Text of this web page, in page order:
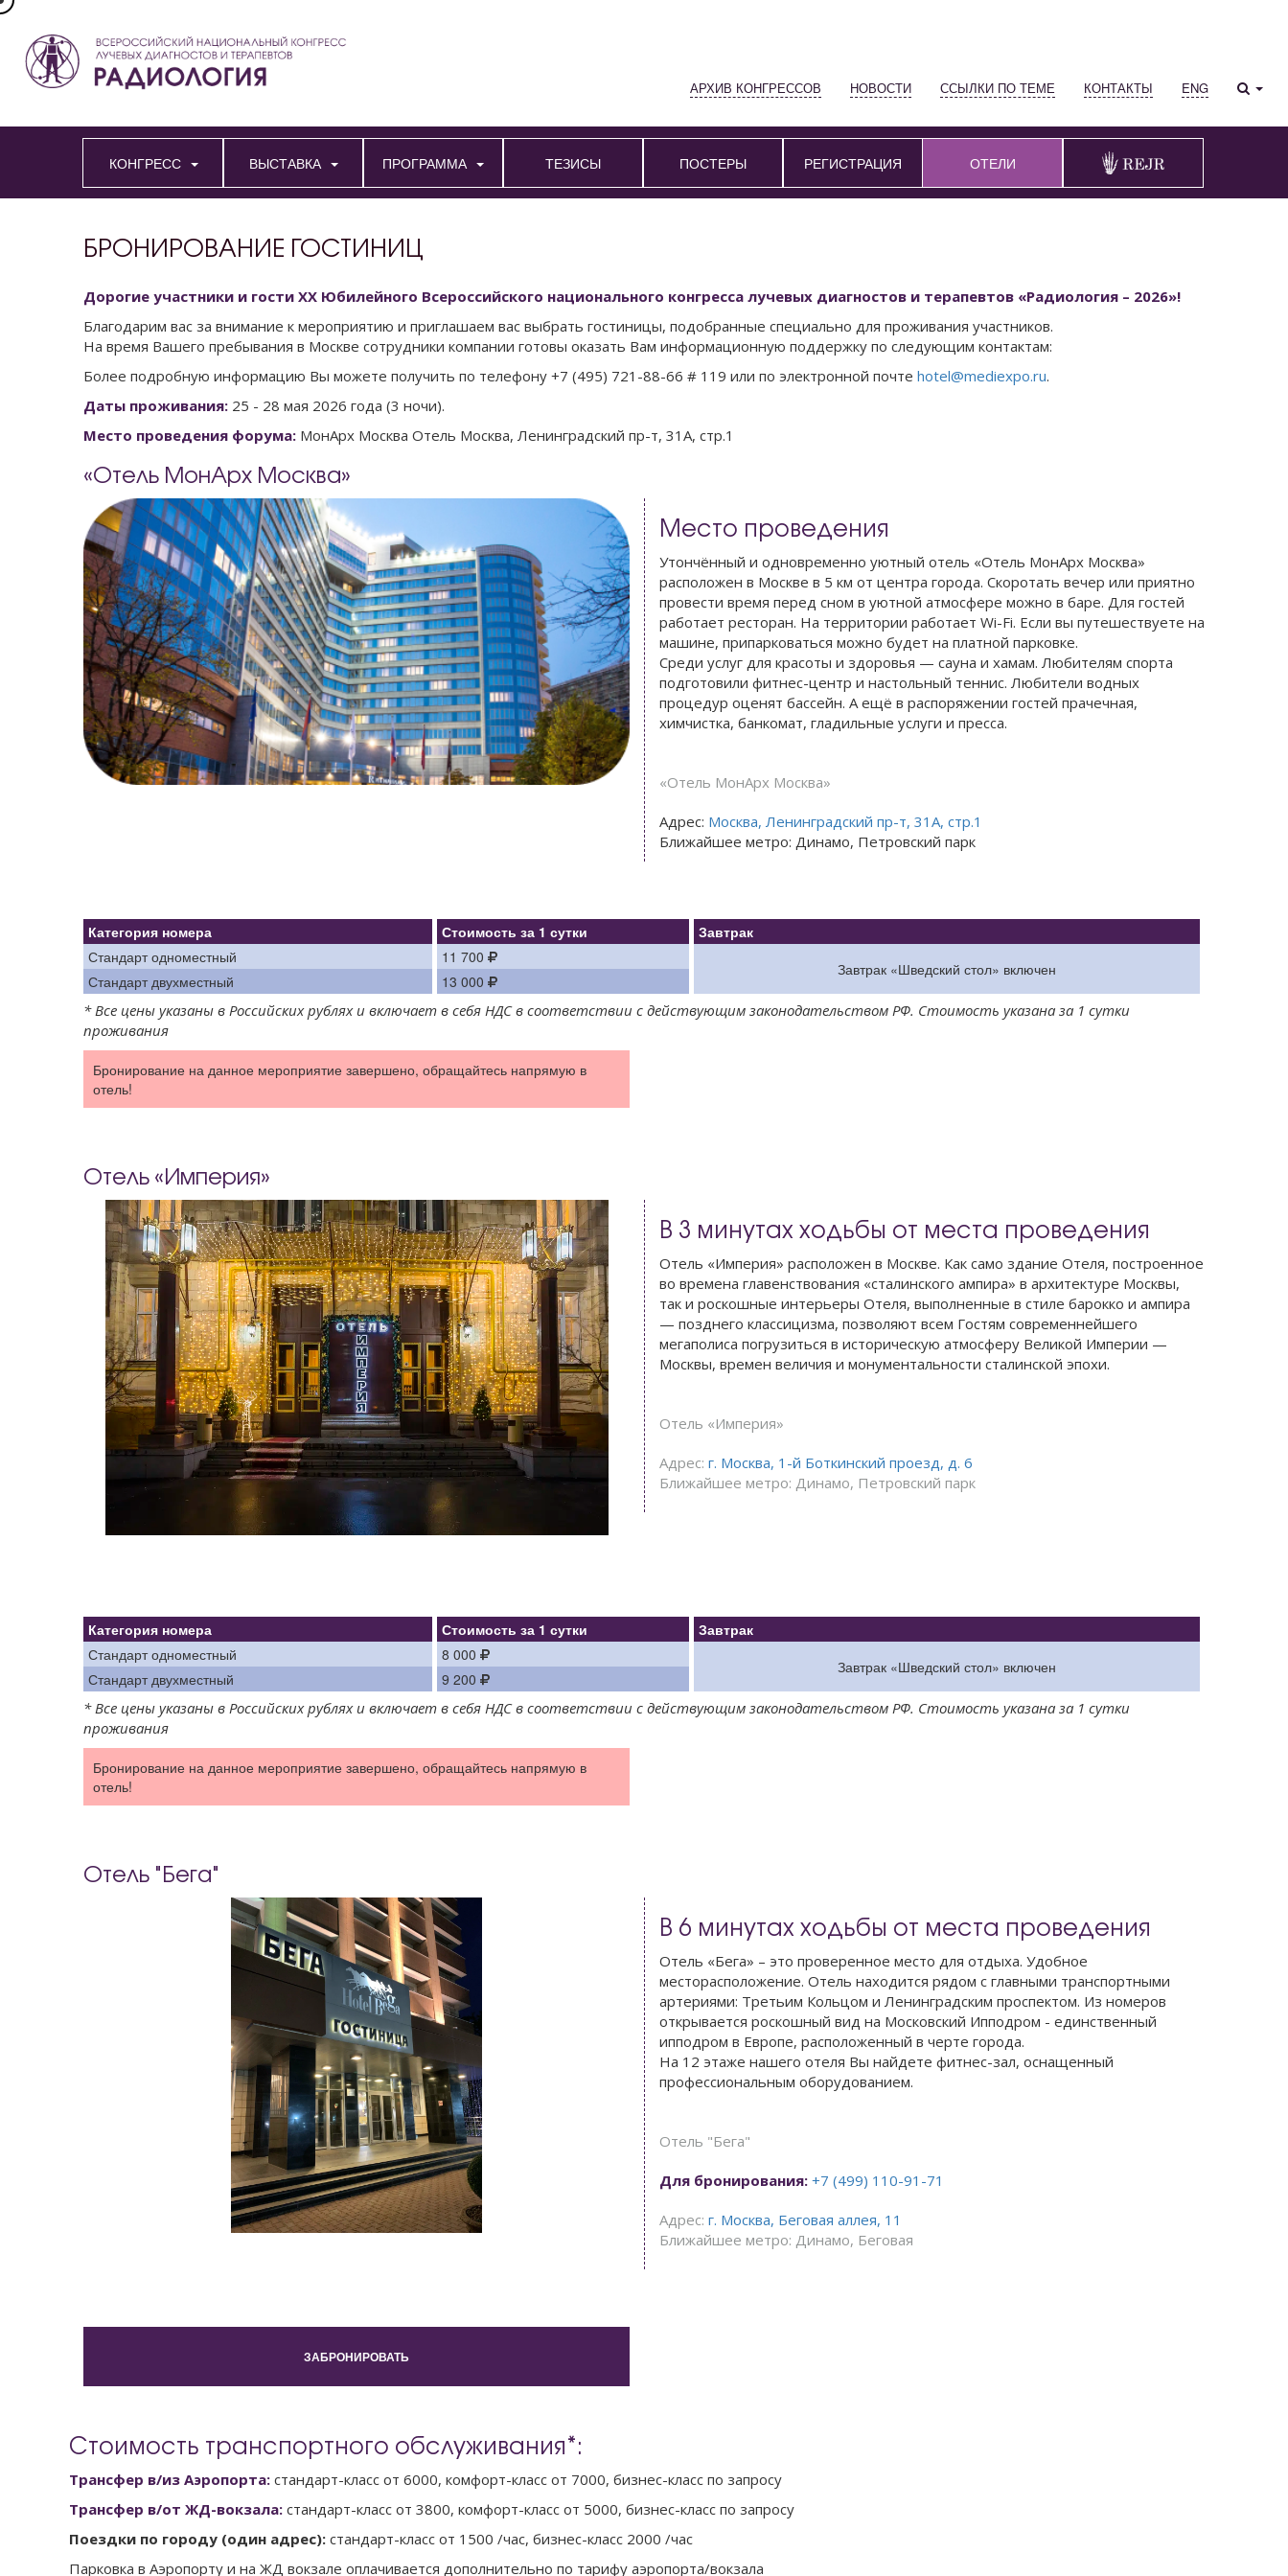
АРХИВ КОНГРЕССОВ НОВОСТИ ССЫЛКИ ПО ТЕМЕ КОНТАКТЫ ENG
КОНГРЕСС ВЫСТАВКА ПРОГРАММА ТЕЗИСЫ ПОСТЕРЫ РЕГИСТРАЦИЯ ОТЕЛИ
БРОНИРОВАНИЕ ГОСТИНИЦ
Дорогие участники и гости XX Юбилейного Всероссийского национального конгресса лучевых диагностов и терапевтов «Радиология – 2026»!
Благодарим вас за внимание к мероприятию и приглашаем вас выбрать гостиницы, подобранные специально для проживания участников.
На время Вашего пребывания в Москве сотрудники компании готовы оказать Вам информационную поддержку по следующим контактам:
Более подробную информацию Вы можете получить по телефону +7 (495) 721-88-66 # 119 или по электронной почте hotel@mediexpo.ru.
Даты проживания: 25 - 28 мая 2026 года (3 ночи).
Место проведения форума: МонАрх Москва Отель Москва, Ленинградский пр-т, 31А, стр.1
«Отель МонАрх Москва»
Место проведения
Утончённый и одновременно уютный отель «Отель МонАрх Москва»
расположен в Москве в 5 км от центра города. Скоротать вечер или приятно
провести время перед сном в уютной атмосфере можно в баре. Для гостей
работает ресторан. На территории работает Wi-Fi. Если вы путешествуете на
машине, припарковаться можно будет на платной парковке.
Среди услуг для красоты и здоровья — сауна и хамам. Любителям спорта
подготовили фитнес-центр и настольный теннис. Любители водных
процедур оценят бассейн. А ещё в распоряжении гостей прачечная,
химчистка, банкомат, гладильные услуги и пресса.
«Отель МонАрх Москва»
Адрес: Москва, Ленинградский пр-т, 31А, стр.1
Ближайшее метро: Динамо, Петровский парк
Категория номера Стоимость за 1 сутки
Завтрак
Стандарт одноместный
11 700
Завтрак «Шведский стол» включен
Стандарт двухместный
13 000
* Все цены указаны в Российских рублях и включает в себя НДС в соответствии с действующим законодательством РФ. Стоимость указана за 1 сутки
проживания
Бронирование на данное мероприятие завершено, обращайтесь напрямую в
отель!
Отель «Империя»
В 3 минутах ходьбы от места проведения
Отель «Империя» расположен в Москве. Как само здание Отеля, построенное
во времена главенствования «сталинского ампира» в архитектуре Москвы,
так и роскошные интерьеры Отеля, выполненные в стиле барокко и ампира
— позднего классицизма, позволяют всем Гостям современнейшего
мегаполиса погрузиться в историческую атмосферу Великой Империи —
Москвы, времен величия и монументальности сталинской эпохи.
Отель «Империя»
Адрес: г. Москва, 1-й Боткинский проезд, д. 6
Ближайшее метро: Динамо, Петровский парк
Категория номера Стоимость за 1 сутки
Завтрак
Стандарт одноместный
8 000
Завтрак «Шведский стол» включен
Стандарт двухместный
9 200
* Все цены указаны в Российских рублях и включает в себя НДС в соответствии с действующим законодательством РФ. Стоимость указана за 1 сутки
проживания
Бронирование на данное мероприятие завершено, обращайтесь напрямую в
отель!
Отель "Бега"
В 6 минутах ходьбы от места проведения
Отель «Бега» – это проверенное место для отдыха. Удобное
месторасположение. Отель находится рядом с главными транспортными
артериями: Третьим Кольцом и Ленинградским проспектом. Из номеров
открывается роскошный вид на Московский Ипподром - единственный
ипподром в Европе, расположенный в черте города.
На 12 этаже нашего отеля Вы найдете фитнес-зал, оснащенный
профессиональным оборудованием.
Отель "Бега"
Для бронирования: +7 (499) 110-91-71
Адрес: г. Москва, Беговая аллея, 11
Ближайшее метро: Динамо, Беговая
ЗАБРОНИРОВАТЬ
Стоимость транспортного обслуживания*:
Трансфер в/из Аэропорта: стандарт-класс от 6000, комфорт-класс от 7000, бизнес-класс по запросу
Трансфер в/от ЖД-вокзала: стандарт-класс от 3800, комфорт-класс от 5000, бизнес-класс по запросу
Поездки по городу (один адрес): стандарт-класс от 1500 /час, бизнес-класс 2000 /час
Парковка в Аэропорту и на ЖД вокзале оплачивается дополнительно по тарифу аэропорта/вокзала